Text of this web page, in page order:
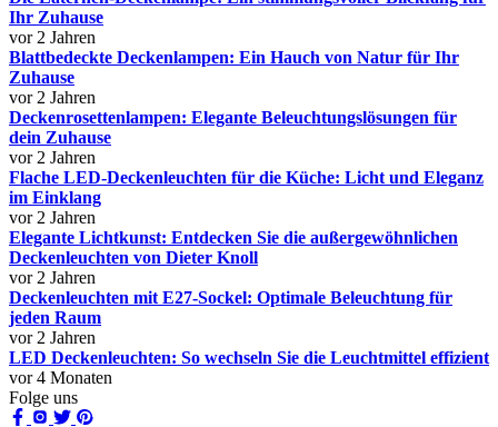
Ihr Zuhause
vor 2 Jahren
Blattbedeckte Deckenlampen: Ein Hauch von Natur für Ihr
Zuhause
vor 2 Jahren
Deckenrosettenlampen: Elegante Beleuchtungslösungen für
dein Zuhause
vor 2 Jahren
Flache LED-Deckenleuchten für die Küche: Licht und Eleganz
im Einklang
vor 2 Jahren
Elegante Lichtkunst: Entdecken Sie die außergewöhnlichen
Deckenleuchten von Dieter Knoll
vor 2 Jahren
Deckenleuchten mit E27-Sockel: Optimale Beleuchtung für
jeden Raum
vor 2 Jahren
LED Deckenleuchten: So wechseln Sie die Leuchtmittel effizient
vor 4 Monaten
Folge uns